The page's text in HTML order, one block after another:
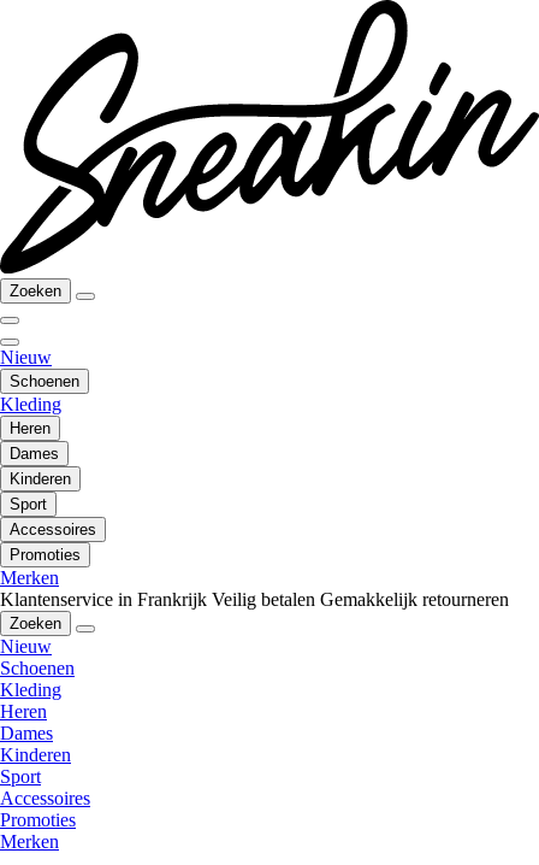
Zoeken
Nieuw
Schoenen
Kleding
Heren
Dames
Kinderen
Sport
Accessoires
Promoties
Merken
Klantenservice in Frankrijk Veilig betalen Gemakkelijk retourneren
Zoeken
Nieuw
Schoenen
Kleding
Heren
Dames
Kinderen
Sport
Accessoires
Promoties
Merken